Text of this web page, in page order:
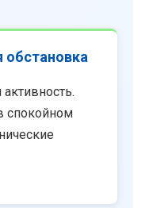
обстановка
спокойном